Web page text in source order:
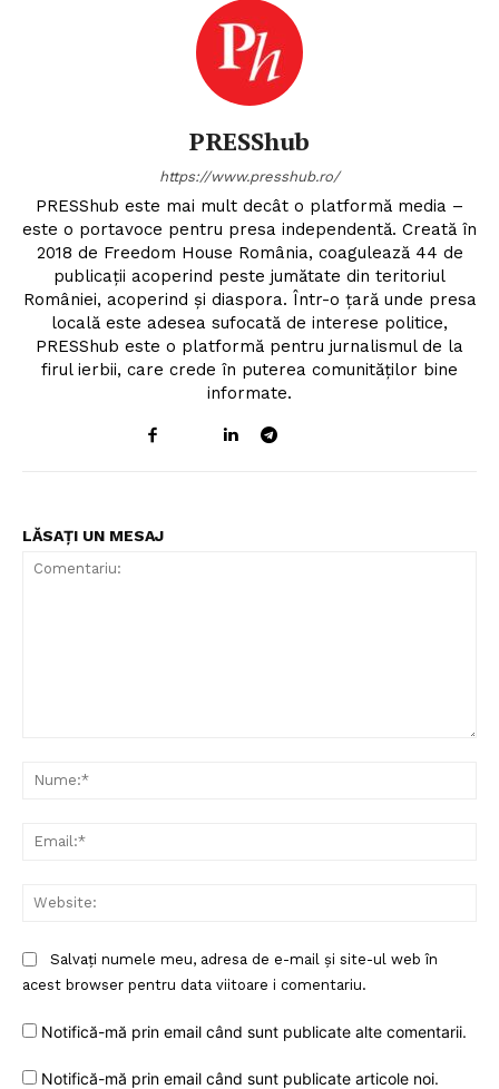
PRESShub
https://www.presshub.ro/
PRESShub este mai mult decât o platformă media –
este o portavoce pentru presa independentă. Creată în
2018 de Freedom House România, coagulează 44 de
publicații acoperind peste jumătate din teritoriul
României, acoperind și diaspora. Într-o țară unde presa
locală este adesea sufocată de interese politice,
PRESShub este o platformă pentru jurnalismul de la
firul ierbii, care crede în puterea comunităților bine
informate.
LĂSAȚI UN MESAJ
Salvați numele meu, adresa de e-mail și site-ul web în
acest browser pentru data viitoare i comentariu.
Notifică-mă prin email când sunt publicate alte comentarii.
Notifică-mă prin email când sunt publicate articole noi.